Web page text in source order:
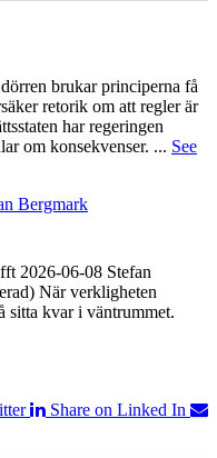
brukar principerna få
retorik om att regler är
har regeringen
om konsekvenser. ... See
Bergmark
2026-06-08 Stefan
När verkligheten
sitta kvar i väntrummet.
Share on Linked In